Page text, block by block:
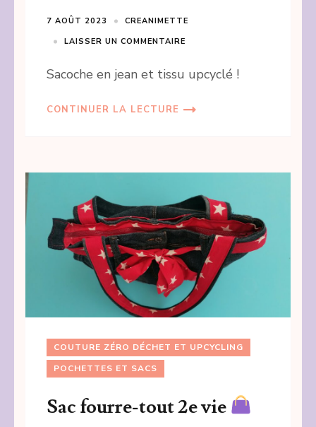
7 AOÛT 2023
CREANIMETTE
LAISSER UN COMMENTAIRE
Sacoche en jean et tissu upcyclé !
CONTINUER LA LECTURE
COUTURE ZÉRO DÉCHET ET UPCYCLING
POCHETTES ET SACS
Sac fourre-tout 2e vie